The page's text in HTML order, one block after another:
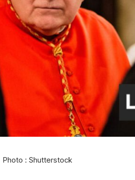
Photo : Shutterstock